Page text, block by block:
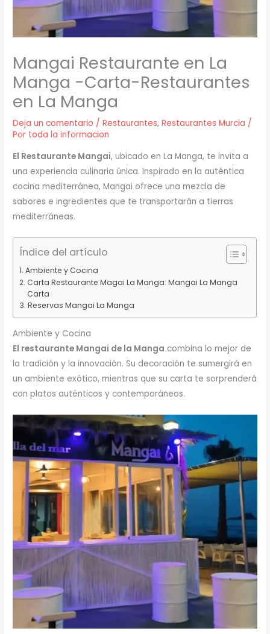
Mangai Restaurante en La
Manga -Carta-Restaurantes
en La Manga
Deja un comentario /Restaurantes,Restaurantes Murcia /
Por toda la informacion
El Restaurante Mangai, ubicado en La Manga, te invita a
una experiencia culinaria única. Inspirado en la auténtica
cocina mediterránea, Mangai ofrece una mezcla de
sabores e ingredientes que te transportarán a tierras
mediterráneas.
Índice del artículo
Ambiente y Cocina
Carta Restaurante Magai La Manga: Mangai La Manga
Carta
Reservas Mangai La Manga
Ambiente y Cocina
El restaurante Mangai de la Manga combina lo mejor de
la tradición y la innovación. Su decoración te sumergirá en
un ambiente exótico, mientras que su carta te sorprenderá
con platos auténticos y contemporáneos.